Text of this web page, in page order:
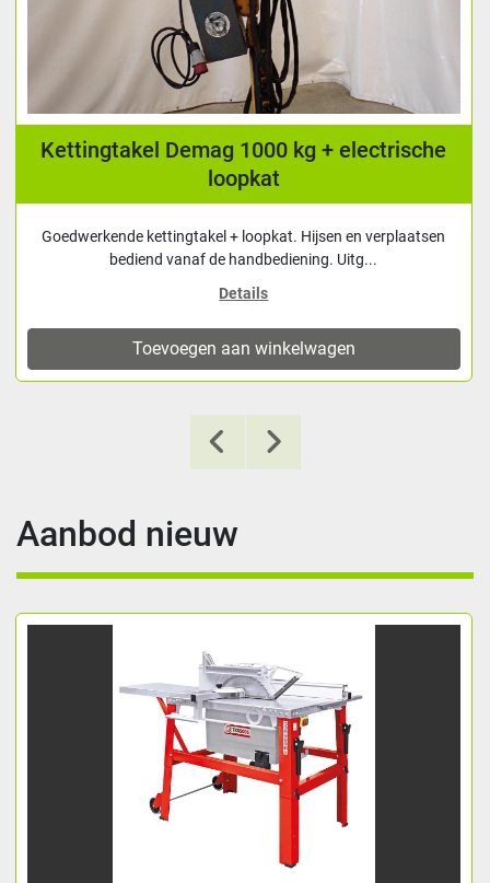
Kettingtakel Demag 1000 kg + electrische
loopkat
Goedwerkende kettingtakel + loopkat. Hijsen en verplaatsen
bediend vanaf de handbediening. Uitg...
Details
Toevoegen aan winkelwagen
Aanbod nieuw